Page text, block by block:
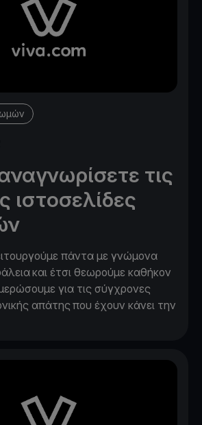
τις
ιστοσελίδες
πάντα με γνώμονα
και έτσι θεωρούμε καθήκον
για τις σύγχρονες
απάτης που έχουν κάνει την